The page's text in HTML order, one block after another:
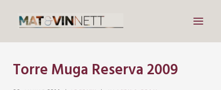
Mat
Torre Muga Reserva 2009